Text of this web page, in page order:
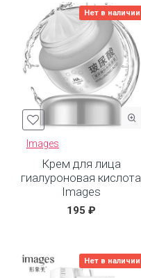
Нет в наличии
Images
Крем для лица
гиалуроновая кислота
Images
195 ₽
Нет в наличии